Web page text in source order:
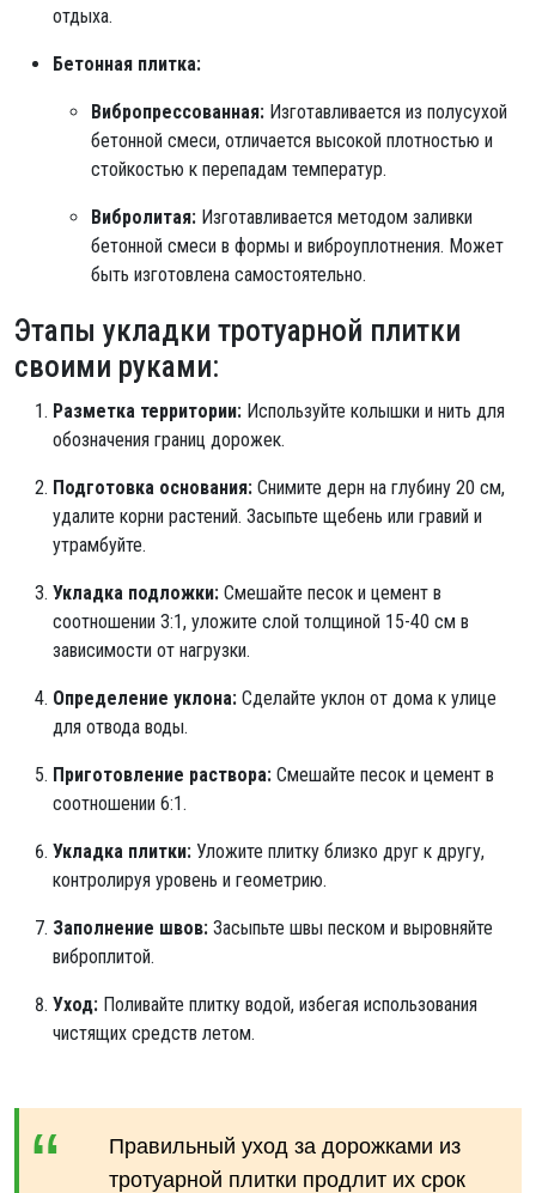
отдыха.
Бетонная плитка:
Вибропрессованная: Изготавливается из полусухой
бетонной смеси, отличается высокой плотностью и
стойкостью к перепадам температур.
Вибролитая: Изготавливается методом заливки
бетонной смеси в формы и виброуплотнения. Может
быть изготовлена самостоятельно.
Этапы укладки тротуарной плитки
своими руками:
Разметка территории: Используйте колышки и нить для
обозначения границ дорожек.
Подготовка основания: Снимите дерн на глубину 20 см,
удалите корни растений. Засыпьте щебень или гравий и
утрамбуйте.
Укладка подложки: Смешайте песок и цемент в
соотношении 3:1, уложите слой толщиной 15-40 см в
зависимости от нагрузки.
Определение уклона: Сделайте уклон от дома к улице
для отвода воды.
Приготовление раствора: Смешайте песок и цемент в
соотношении 6:1.
Укладка плитки: Уложите плитку близко друг к другу,
контролируя уровень и геометрию.
Заполнение швов: Засыпьте швы песком и выровняйте
виброплитой.
Уход: Поливайте плитку водой, избегая использования
чистящих средств летом.
Правильный уход за дорожками из
тротуарной плитки продлит их срок